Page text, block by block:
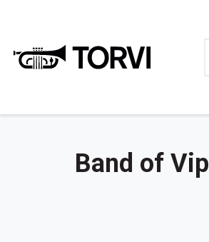
Band of